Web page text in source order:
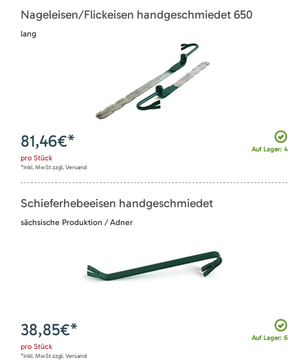
Nageleisen/Flickeisen handgeschmiedet 650
lang
Auf Lager: 4
81,46€*
pro Stück
*inkl. MwSt zzgl. Versand
Schieferhebeeisen handgeschmiedet
sächsische Produktion / Adner
Auf Lager: 6
38,85€*
pro Stück
*inkl. MwSt zzgl. Versand